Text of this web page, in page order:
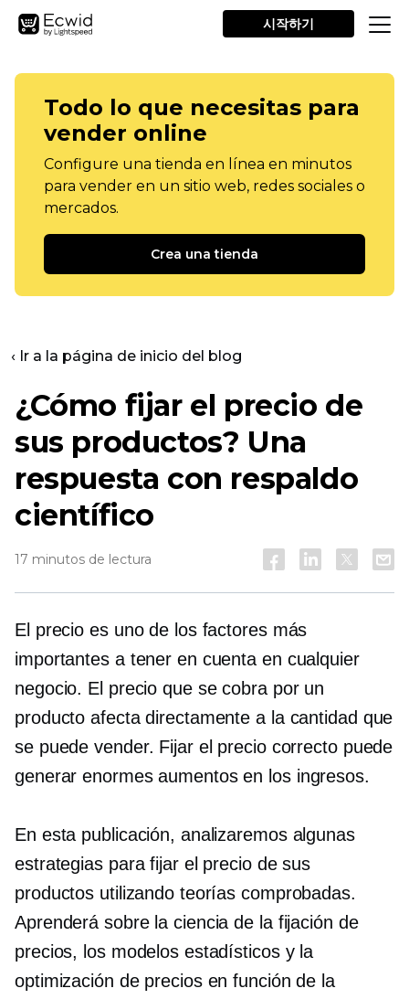
시작하기
Todo lo que necesitas para
vender online
Configure una tienda en línea en minutos
para vender en un sitio web, redes sociales o
mercados.
Crea una tienda
‹ Ir a la página de inicio del blog
¿Cómo fijar el precio de
sus productos? Una
respuesta con respaldo
científico
17 minutos de lectura
El precio es uno de los factores más
importantes a tener en cuenta en cualquier
negocio. El precio que se cobra por un
producto afecta directamente a la cantidad que
se puede vender. Fijar el precio correcto puede
generar enormes aumentos en los ingresos.
En esta publicación, analizaremos algunas
estrategias para fijar el precio de sus
productos utilizando teorías comprobadas.
Aprenderá sobre la ciencia de la fijación de
precios, los modelos estadísticos y la
optimización de precios en función de la